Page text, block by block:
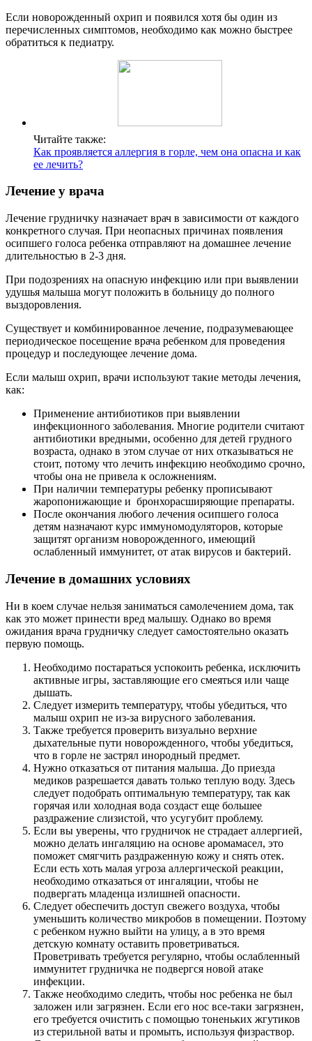
Если новорожденный охрип и появился хотя бы один из
перечисленных симптомов, необходимо как можно быстрее
обратиться к педиатру.
Читайте также:
Как проявляется аллергия в горле, чем она опасна и как
ее лечить?
Лечение у врача
Лечение грудничку назначает врач в зависимости от каждого
конкретного случая. При неопасных причинах появления
осипшего голоса ребенка отправляют на домашнее лечение
длительностью в 2-3 дня.
При подозрениях на опасную инфекцию или при выявлении
удушья малыша могут положить в больницу до полного
выздоровления.
Существует и комбинированное лечение, подразумевающее
периодическое посещение врача ребенком для проведения
процедур и последующее лечение дома.
Если малыш охрип, врачи используют такие методы лечения,
как:
Применение антибиотиков при выявлении
инфекционного заболевания. Многие родители считают
антибиотики вредными, особенно для детей грудного
возраста, однако в этом случае от них отказываться не
стоит, потому что лечить инфекцию необходимо срочно,
чтобы она не привела к осложнениям.
При наличии температуры ребенку прописывают
жаропонижающие и бронхорасширяющие препараты.
После окончания любого лечения осипшего голоса
детям назначают курс иммуномодуляторов, которые
защитят организм новорожденного, имеющий
ослабленный иммунитет, от атак вирусов и бактерий.
Лечение в домашних условиях
Ни в коем случае нельзя заниматься самолечением дома, так
как это может принести вред малышу. Однако во время
ожидания врача грудничку следует самостоятельно оказать
первую помощь.
Необходимо постараться успокоить ребенка, исключить
активные игры, заставляющие его смеяться или чаще
дышать.
Следует измерить температуру, чтобы убедиться, что
малыш охрип не из-за вирусного заболевания.
Также требуется проверить визуально верхние
дыхательные пути новорожденного, чтобы убедиться,
что в горле не застрял инородный предмет.
Нужно отказаться от питания малыша. До приезда
медиков разрешается давать только теплую воду. Здесь
следует подобрать оптимальную температуру, так как
горячая или холодная вода создаст еще большее
раздражение слизистой, что усугубит проблему.
Если вы уверены, что грудничок не страдает аллергией,
можно делать ингаляцию на основе аромамасел, это
поможет смягчить раздраженную кожу и снять отек.
Если есть хоть малая угроза аллергической реакции,
необходимо отказаться от ингаляции, чтобы не
подвергать младенца излишней опасности.
Следует обеспечить доступ свежего воздуха, чтобы
уменьшить количество микробов в помещении. Поэтому
с ребенком нужно выйти на улицу, а в это время
детскую комнату оставить проветриваться.
Проветривать требуется регулярно, чтобы ослабленный
иммунитет грудничка не подвергся новой атаке
инфекции.
Также необходимо следить, чтобы нос ребенка не был
заложен или загрязнен. Если его нос все-таки загрязнен,
его требуется очистить с помощью тоненьких жгутиков
из стерильной ваты и промыть, используя физраствор.